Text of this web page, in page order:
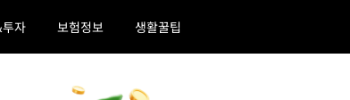
자 보험정보 생활꿀팁